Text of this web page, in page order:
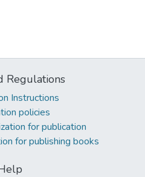
Regulations
Instructions
policies
for publication
for publishing books